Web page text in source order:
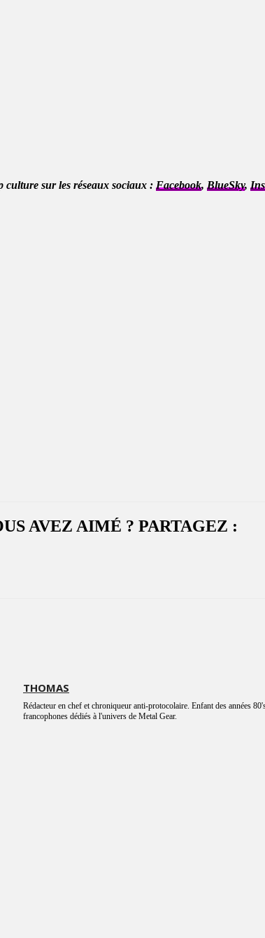
culture sur les réseaux sociaux : Facebook, BlueSky,
AVEZ AIMÉ ? PARTAGEZ :
THOMAS
Rédacteur en chef et chroniqueur anti-protocolaire. Enfant des années
francophones dédiés à l'univers de Metal Gear.